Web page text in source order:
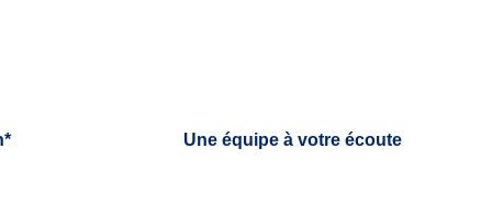
Une équipe à votre écoute